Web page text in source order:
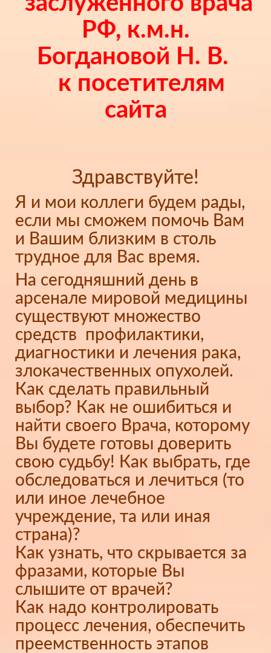
РФ, к.м.н.
Богдановой Н. В.
к посетителям
сайта
Здравствуйте!
Я и мои коллеги будем рады,
если мы сможем помочь Вам
и Вашим близким в столь
трудное для Вас время.
На сегодняшний день в
арсенале мировой медицины
существуют множество
средств профилактики,
диагностики и лечения рака,
злокачественных опухолей.
Как сделать правильный
выбор? Как не ошибиться и
найти своего Врача, которому
Вы будете готовы доверить
свою судьбу! Как выбрать, где
обследоваться и лечиться (то
или иное лечебное
учреждение, та или иная
страна)?
Как узнать, что скрывается за
фразами, которые Вы
слышите от врачей?
Как надо контролировать
процесс лечения, обеспечить
преемственность этапов